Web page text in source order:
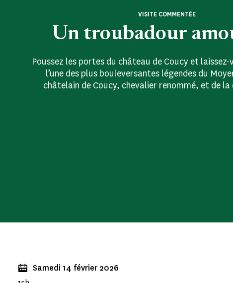
Un troubadour
VISITE COMMENTÉE
Poussez les portes du château de Coucy et
l’une des plus bouleversantes légendes du
châtelain de Coucy, chevalier renommé, et de la
Samedi 14 février 2026